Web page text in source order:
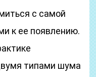
с самой
к ее появлению.
типами шума